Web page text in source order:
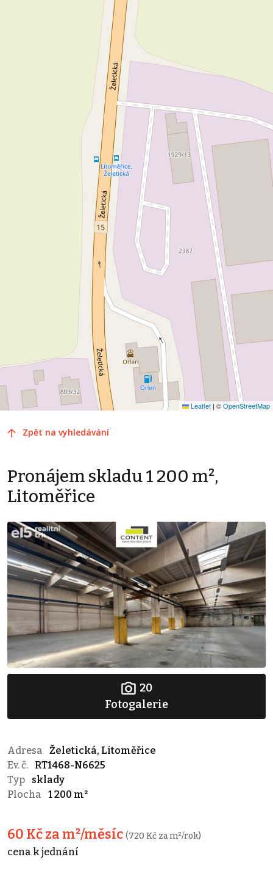
Leaflet | ©OpenStreetMap
Zpět na vyhledávání
Pronájem skladu 1 200 m²,
Litoměřice
20
Fotogalerie
Adresa
Želetická, Litoměřice
Ev. č.
RT1468-N6625
Typ
sklady
Plocha
1 200 m²
60 Kč za m²/měsíc (720 Kč za m²/rok)
cena k jednání